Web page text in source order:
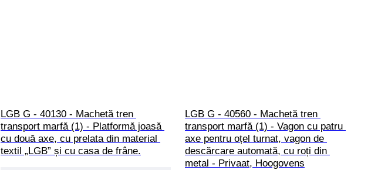
LGB G - 40130 - Machetă tren
transport marfă (1) - Platformă joasă
cu două axe, cu prelata din material
textil „LGB” și cu casa de frâne.
LGB G - 40560 - Machetă tren
transport marfă (1) - Vagon cu patru
axe pentru oțel turnat, vagon de
descărcare automată, cu roți din
metal - Privaat, Hoogovens